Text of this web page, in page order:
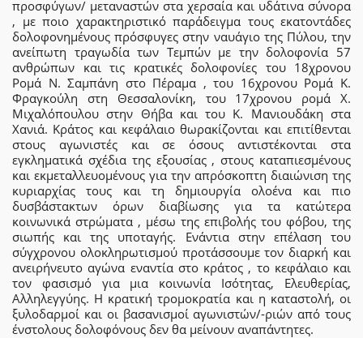
προσφύγων/ μεταναστών στα χερσαία και υδάτινα σύνορα
, με ποιο χαρακτηριστικό παράδειγμα τους εκατοντάδες
δολοφονημένους πρόσφυγες στην ναυάγιο της Πύλου, την
ανείπωτη τραγωδία των Τεμπών με την δολοφονία 57
ανθρώπων και τις κρατικές δολοφονίες του 18χρονου
Ρομά Ν. Σαμπάνη στο Πέραμα , του 16χρονου Ρομά Κ.
Φραγκούλη στη Θεσσαλονίκη, του 17χρονου ρομά Χ.
Μιχαλόπουλου στην Θήβα και του Κ. Μανιουδάκη στα
Χανιά. Κράτος και κεφάλαιο θωρακίζονται και επιτίθενται
στους αγωνιστές και σε όσους αντιστέκονται στα
εγκληματικά σχέδια της εξουσίας , στους καταπιεσμένους
και εκμεταλλευομένους για την απρόσκοπτη διαιώνιση της
κυριαρχίας τους και τη δημιουργία ολοένα και πιο
δυσβάστακτων όρων διαβίωσης για τα κατώτερα
κοινωνικά στρώματα , μέσω της επιβολής του φόβου, της
σιωπής και της υποταγής. Ενάντια στην επέλαση του
σύγχρονου ολοκληρωτισμού προτάσσουμε τον διαρκή και
ανειρήνευτο αγώνα εναντία στο κράτος , το κεφάλαιο και
τον φασισμό για μια κοινωνία Ισότητας, Ελευθερίας,
Αλληλεγγύης. Η κρατική τρομοκρατία και η καταστολή, οι
ξυλοδαρμοί και οι βασανισμοί αγωνιστών/-ριών από τους
ένστολους δολοφόνους δεν θα μείνουν αναπάντητες.